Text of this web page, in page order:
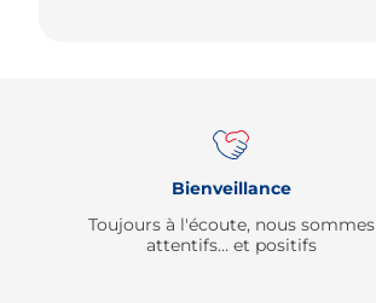
Bienveillance
Toujours à l'écoute, nous sommes
attentifs… et positifs